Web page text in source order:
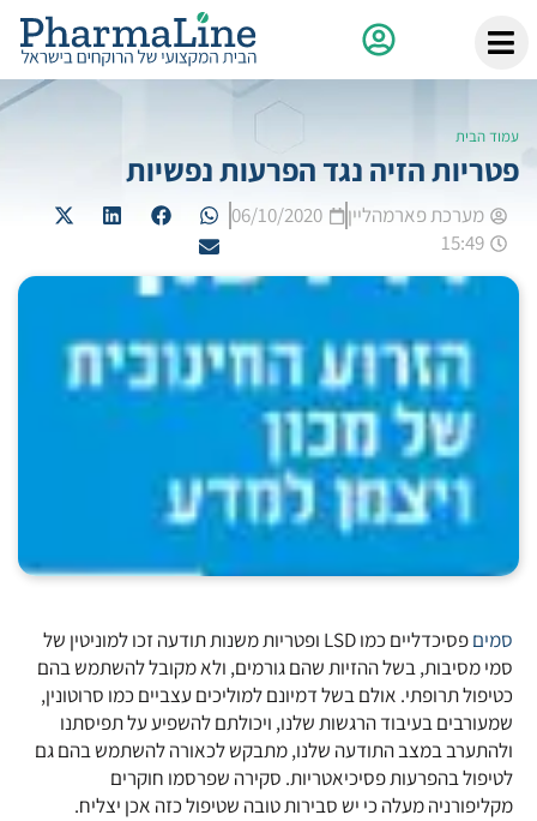
עמוד הבית
פטריות הזיה נגד הפרעות נפשיות
מערכת פארמהליין
06/10/2020
15:49
סמים
פסיכדליים כמו LSD ופטריות משנות תודעה זכו למוניטין של
סמי מסיבות, בשל ההזיות שהם גורמים, ולא מקובל להשתמש בהם
כטיפול תרופתי. אולם בשל דמיונם למוליכים עצביים כמו סרוטונין,
שמעורבים בעיבוד הרגשות שלנו, ויכולתם להשפיע על תפיסתנו
ולהתערב במצב התודעה שלנו, מתבקש לכאורה להשתמש בהם גם
לטיפול בהפרעות פסיכיאטריות. סקירה שפרסמו חוקרים
מקליפורניה מעלה כי יש סבירות טובה שטיפול כזה אכן יצליח.